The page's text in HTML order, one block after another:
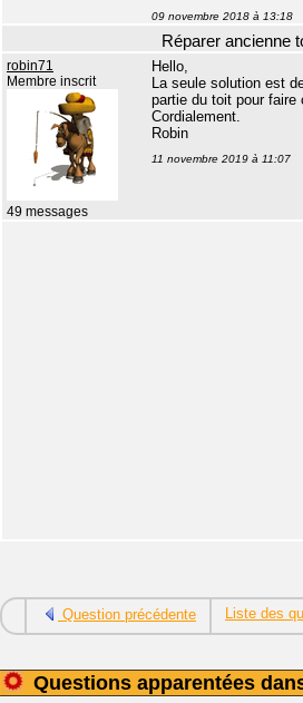
09 novembre 2018 à 13:18
Réparer ancienne
robin71
Membre inscrit
49 messages
Hello,
La seule solution est
partie du toit pour faire
Cordialement.
Robin
11 novembre 2019 à 11:07
Question précédente Liste des
Questions apparentées